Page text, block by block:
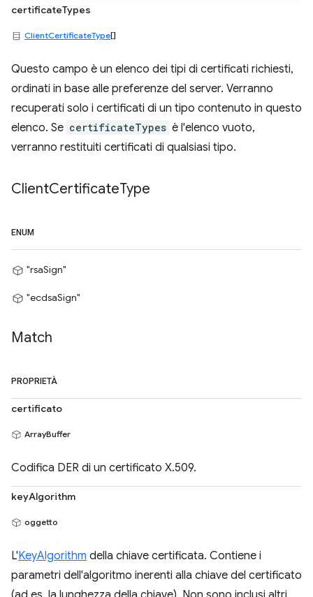
certificateTypes
ClientCertificateType[]
Questo campo è un elenco dei tipi di certificati richiesti,
ordinati in base alle preferenze del server. Verranno
recuperati solo i certificati di un tipo contenuto in questo
elenco. Se certificateTypes è l'elenco vuoto,
verranno restituiti certificati di qualsiasi tipo.
ClientCertificateType
ENUM
"rsaSign"
"ecdsaSign"
Match
PROPRIETÀ
certificato
ArrayBuffer
Codifica DER di un certificato X.509.
keyAlgorithm
oggetto
L'KeyAlgorithm della chiave certificata. Contiene i
parametri dell'algoritmo inerenti alla chiave del certificato